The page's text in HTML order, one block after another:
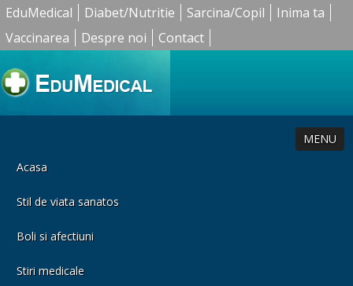
EduMedical Diabet/Nutritie Sarcina/Copil
Inima ta
Vaccinarea
Despre noi Contact
MENU
Acasa
Stil de viata sanatos
Boli si afectiuni
Stiri medicale